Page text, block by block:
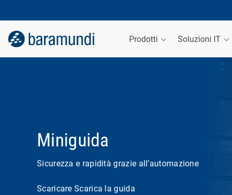
Prodotti Soluzioni IT
Miniguida
Sicurezza e rapidità grazie all’automazione
Scaricare Scarica la guida